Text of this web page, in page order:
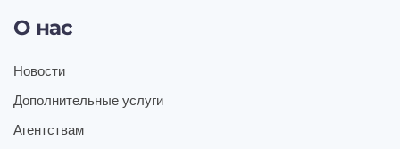
О нас
Новости
Дополнительные услуги
Агентствам